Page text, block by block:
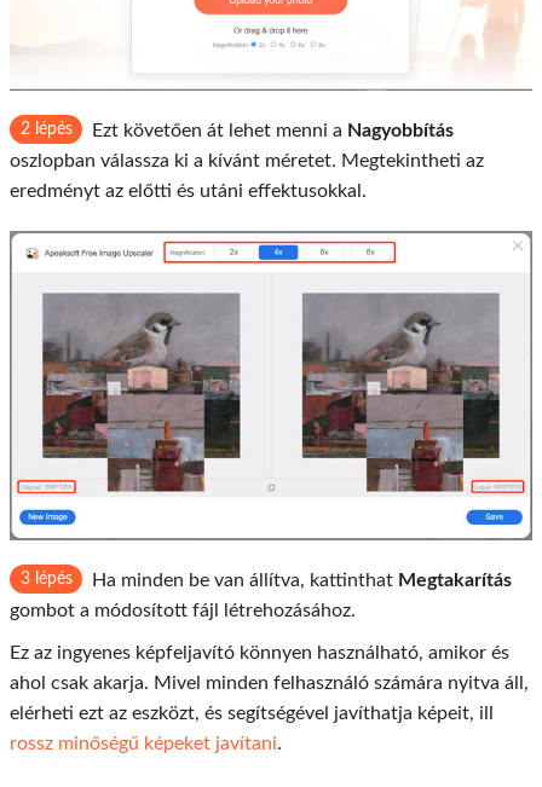
2 lépés Ezt követően át lehet menni a Nagyobbítás
oszlopban válassza ki a kívánt méretet. Megtekintheti az
eredményt az előtti és utáni effektusokkal.
3 lépés Ha minden be van állítva, kattinthat Megtakarítás
gombot a módosított fájl létrehozásához.
Ez az ingyenes képfeljavító könnyen használható, amikor és
ahol csak akarja. Mivel minden felhasználó számára nyitva áll,
elérheti ezt az eszközt, és segítségével javíthatja képeit, ill
rossz minőségű képeket javítani.